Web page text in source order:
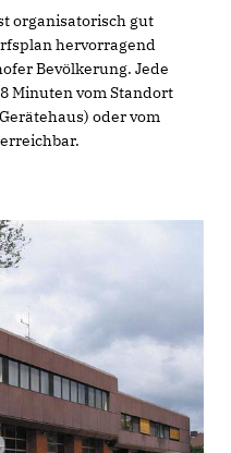
organisatorisch gut
hervorragend
Bevölkerung. Jede
Minuten vom Standort
oder vom